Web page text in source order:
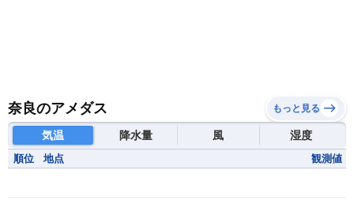
奈良のアメダス もっと見る
気温 降水量 風 湿度
順位 地点 観測値